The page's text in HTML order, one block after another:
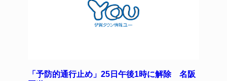
「予防的通行止め」25日午後1時に解除 名阪